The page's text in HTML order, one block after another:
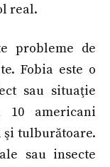
real.
probleme de
Fobia este o
sau situaţie
10 americani
şi tulburătoare.
sau insecte